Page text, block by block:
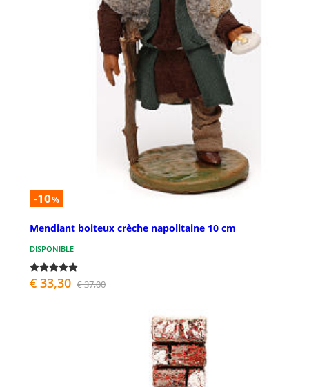
-10%
Mendiant boiteux crèche napolitaine 10 cm
DISPONIBLE
€ 33,30 € 37,00